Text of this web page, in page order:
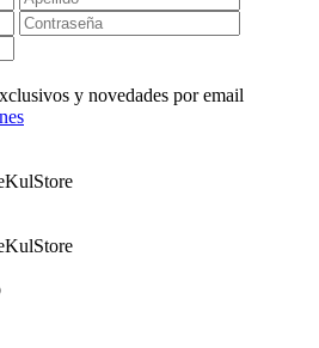
y novedades por email